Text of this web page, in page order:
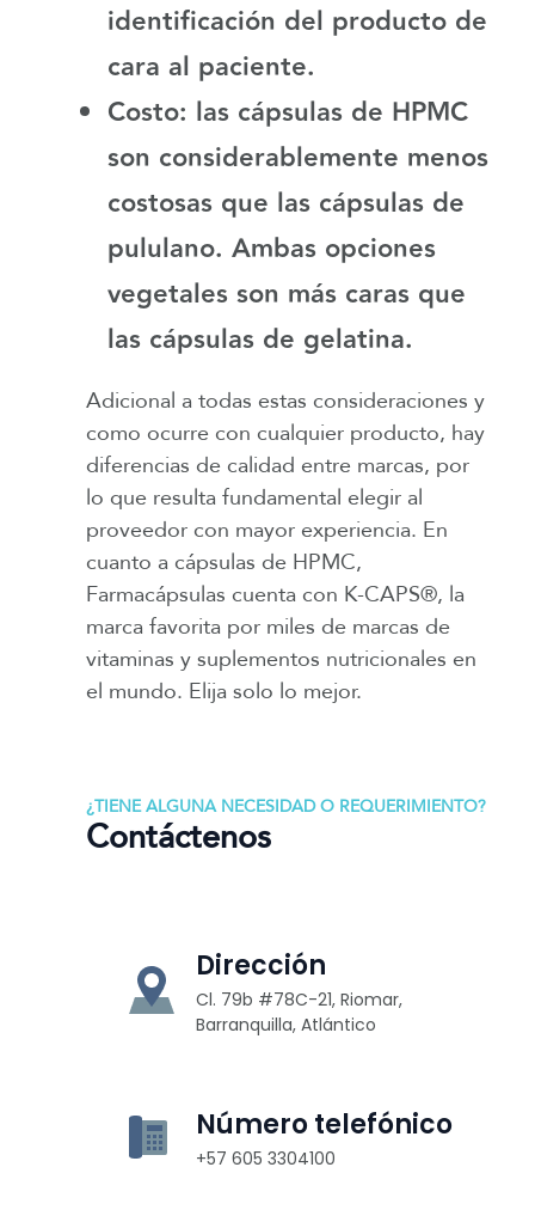
identificación del producto de
cara al paciente.
Costo: las cápsulas de HPMC
son considerablemente menos
costosas que las cápsulas de
pululano. Ambas opciones
vegetales son más caras que
las cápsulas de gelatina.
Adicional a todas estas consideraciones y
como ocurre con cualquier producto, hay
diferencias de calidad entre marcas, por
lo que resulta fundamental elegir al
proveedor con mayor experiencia. En
cuanto a cápsulas de HPMC,
Farmacápsulas cuenta con K-CAPS®, la
marca favorita por miles de marcas de
vitaminas y suplementos nutricionales en
el mundo. Elija solo lo mejor.
¿TIENE ALGUNA NECESIDAD O REQUERIMIENTO?
Contáctenos
Dirección
Cl. 79b #78C-21, Riomar,
Barranquilla, Atlántico
Número telefónico
+57 605 3304100